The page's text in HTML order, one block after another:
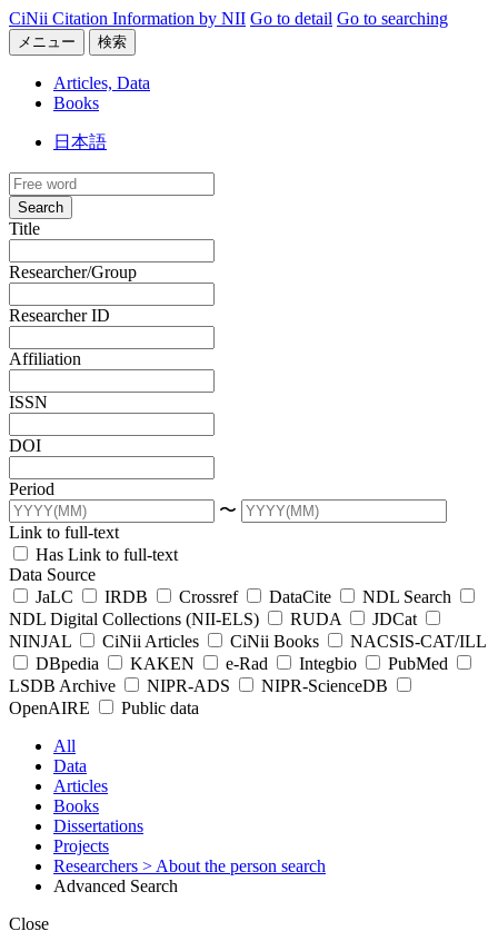
CiNii Citation Information by NII Go to detail Go to searching
メニュー 検索
Articles, Data
Books
日本語
Search
Title
Researcher/Group
Researcher ID
Affiliation
ISSN
DOI
Period
〜
Link to full-text
Has Link to full-text
Data Source
JaLC
IRDB Crossref DataCite
NDL Search
NDL Digital Collections (NII-ELS)
RUDA
JDCat
NINJAL
CiNii Articles CiNii Books
NACSIS-CAT/ILL
DBpedia
KAKEN e-Rad Integbio
PubMed
LSDB Archive
NIPR-ADS
NIPR-ScienceDB
OpenAIRE
Public data
All
Data
Articles
Books
Dissertations
Projects
Researchers > About the person search
Advanced Search
Close